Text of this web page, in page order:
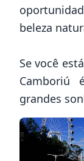
beleza
Se você
Camboriú
grandes